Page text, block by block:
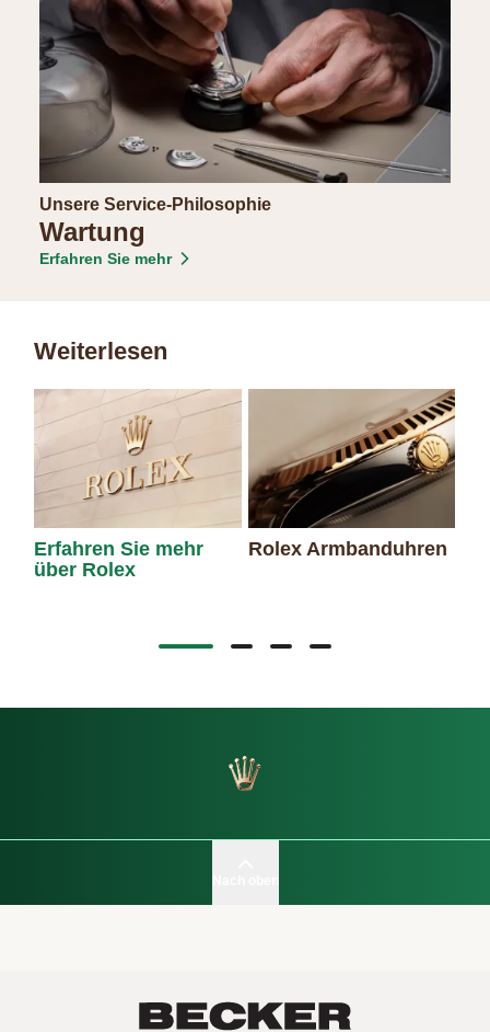
Unsere Service-Philosophie
Wartung
Erfahren Sie mehr
Weiterlesen
Erfahren Sie mehr
über Rolex
Rolex Armbanduhren